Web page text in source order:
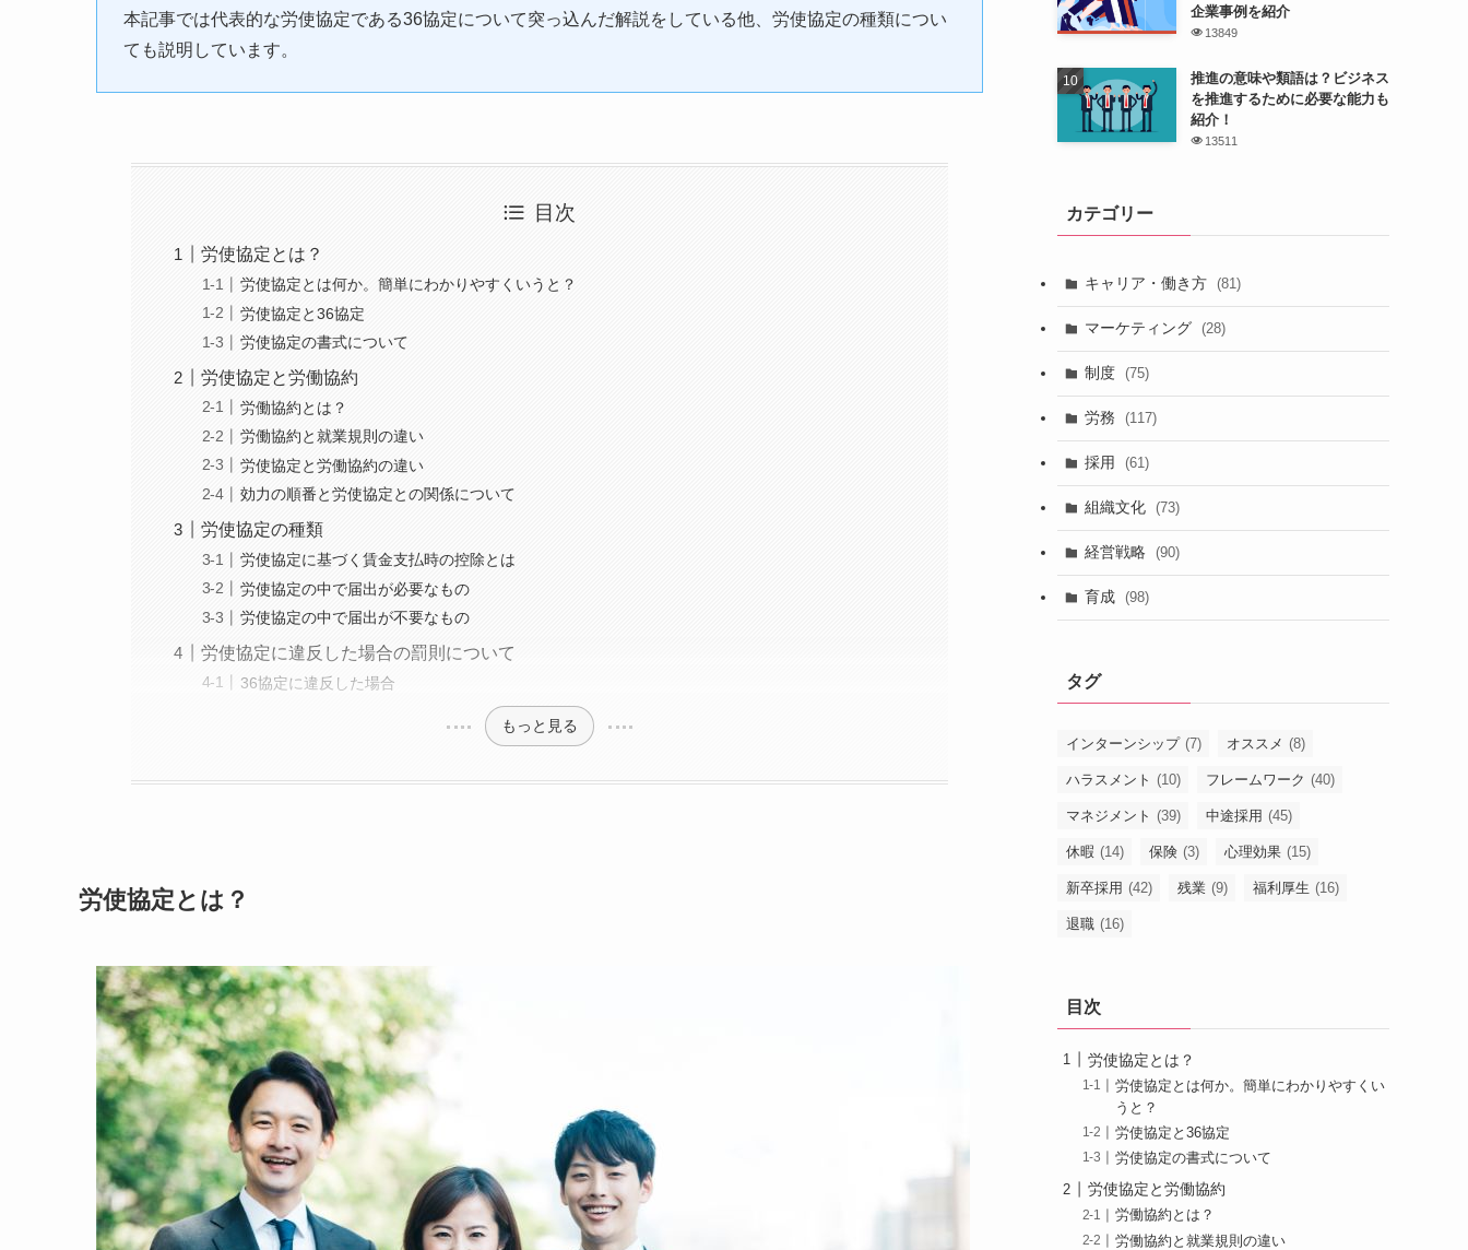
本記事では代表的な労使協定である36協定について突っ込んだ解説をしている他、労使協定の種類につい
ても説明しています。
目次
労使協定とは？
労使協定とは何か。簡単にわかりやすくいうと？
労使協定と36協定
労使協定の書式について
労使協定と労働協約
労働協約とは？
労働協約と就業規則の違い
労使協定と労働協約の違い
効力の順番と労使協定との関係について
労使協定の種類
労使協定に基づく賃金支払時の控除とは
労使協定の中で届出が必要なもの
労使協定の中で届出が不要なもの
労使協定に違反した場合の罰則について
36協定に違反した場合
もっと見る
労使協定とは？
企業事例を紹介
13849
推進の意味や類語は？ビジネス
を推進するために必要な能力も
紹介！
13511
カテゴリー
キャリア・働き方 (81)
マーケティング (28)
制度 (75)
労務 (117)
採用 (61)
組織文化 (73)
経営戦略 (90)
育成 (98)
タグ
インターンシップ (7) オススメ (8)
ハラスメント (10) フレームワーク (40)
マネジメント (39) 中途採用 (45)
休暇 (14) 保険 (3) 心理効果 (15)
新卒採用 (42) 残業 (9) 福利厚生 (16)
退職 (16)
目次
労使協定とは？
労使協定とは何か。簡単にわかりやすくい
うと？
労使協定と36協定
労使協定の書式について
労使協定と労働協約
労働協約とは？
労働協約と就業規則の違い